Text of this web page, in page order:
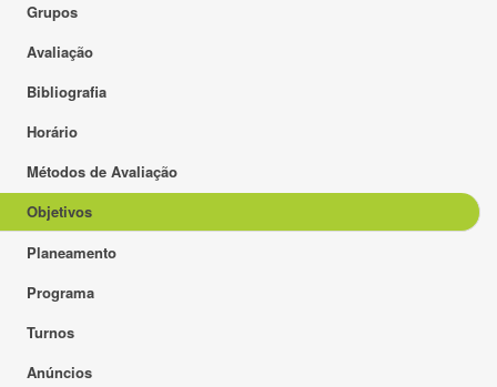
Grupos
Avaliação
Bibliografia
Horário
Métodos de Avaliação
Objetivos
Planeamento
Programa
Turnos
Anúncios